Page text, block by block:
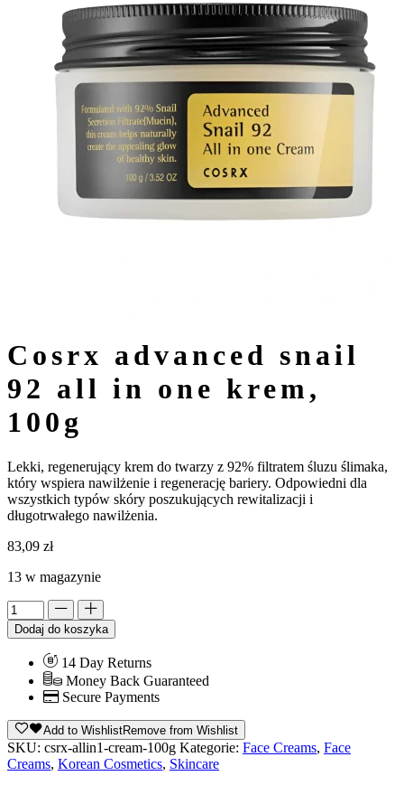
cosrx advanced snail
92 all in one krem,
100g
Lekki, regenerujący krem do twarzy z 92% filtratem śluzu ślimaka,
który wspiera nawilżenie i regenerację bariery. Odpowiedni dla
wszystkich typów skóry poszukujących rewitalizacji i
długotrwałego nawilżenia.
83,09 zł
13 w magazynie
Dodaj do koszyka
14 Day Returns
Money Back Guaranteed
Secure Payments
Add to WishlistRemove from Wishlist
SKU: csrx-allin1-cream-100g Kategorie: Face Creams, Face
Creams, Korean Cosmetics, Skincare